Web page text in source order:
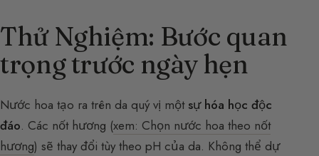
Thử Nghiệm: Bước quan
trọng trước ngày hẹn
Nước hoa tạo ra trên da quý vị một sự hóa học độc
đáo. Các nốt hương (xem: Chọn nước hoa theo nốt
hương) sẽ thay đổi tùy theo pH của da. Không thể dự